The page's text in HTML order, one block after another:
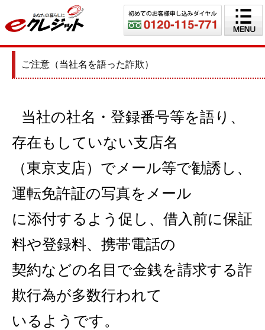
ご注意（当社名を語った詐欺）
当社の社名・登録番号等を語り、
存在もしていない支店名
（東京支店）でメール等で勧誘し、
運転免許証の写真を メール
に添付するよう促し、借入前に保証
料や登録料、 携帯電話の
契約などの名目で金銭を請求する詐
欺行為が多数行われて
いるようです。